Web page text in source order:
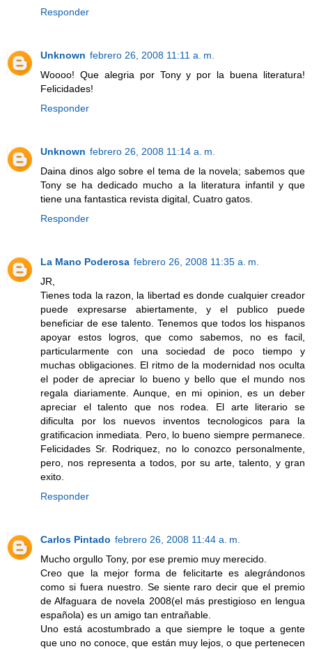
Responder
Unknown febrero 26, 2008 11:11 a. m.
Woooo! Que alegria por Tony y por la buena literatura!
Felicidades!
Responder
Unknown febrero 26, 2008 11:14 a. m.
Daina dinos algo sobre el tema de la novela; sabemos que
Tony se ha dedicado mucho a la literatura infantil y que
tiene una fantastica revista digital, Cuatro gatos.
Responder
La Mano Poderosa febrero 26, 2008 11:35 a. m.
JR,
Tienes toda la razon, la libertad es donde cualquier creador
puede expresarse abiertamente, y el publico puede
beneficiar de ese talento. Tenemos que todos los hispanos
apoyar estos logros, que como sabemos, no es facil,
particularmente con una sociedad de poco tiempo y
muchas obligaciones. El ritmo de la modernidad nos oculta
el poder de apreciar lo bueno y bello que el mundo nos
regala diariamente. Aunque, en mi opinion, es un deber
apreciar el talento que nos rodea. El arte literario se
dificulta por los nuevos inventos tecnologicos para la
gratificacion inmediata. Pero, lo bueno siempre permanece.
Felicidades Sr. Rodriquez, no lo conozco personalmente,
pero, nos representa a todos, por su arte, talento, y gran
exito.
Responder
Carlos Pintado febrero 26, 2008 11:44 a. m.
Mucho orgullo Tony, por ese premio muy merecido.
Creo que la mejor forma de felicitarte es alegrándonos
como si fuera nuestro. Se siente raro decir que el premio
de Alfaguara de novela 2008(el más prestigioso en lengua
española) es un amigo tan entrañable.
Uno está acostumbrado a que siempre le toque a gente
que uno no conoce, que están muy lejos, o que pertenecen